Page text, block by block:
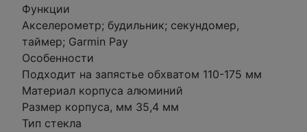
Функции
Акселерометр; будильник; секундомер,
таймер; Garmin Pay
Особенности
Подходит на запястье обхватом 110-175 мм
Материал корпуса алюминий
Размер корпуса, мм 35,4 мм
Тип стекла